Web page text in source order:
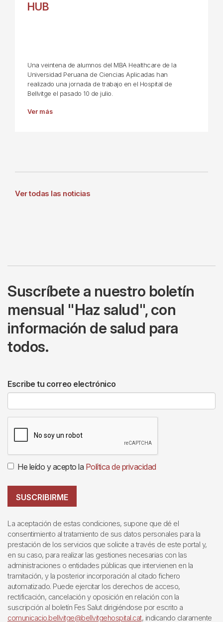
HUB
Una veintena de alumnos del MBA Healthcare de la
Universidad Peruana de Ciencias Aplicadas han
realizado una jornada de trabajo en el Hospital de
Bellvitge el pasado 10 de julio.
Ver más
Ver todas las noticias
Suscríbete a nuestro boletín
mensual "Haz salud", con
información de salud para
todos.
Escribe tu correo electrónico
He leído y acepto la Política de privacidad
SUSCRIBIRME
La aceptación de estas condiciones, supone que dé el
consentimiento al tratamiento de sus datos personales para la
prestación de los servicios que solicite a través de este portal y,
en su caso, para realizar las gestiones necesarias con las
administraciones o entidades públicas que intervienen en la
tramitación, y la posterior incorporación al citado fichero
automatizado. Puede ejercitar los derechos de acceso,
rectificación, cancelación y oposición en relación con la
suscripción al boletín Fes Salut dirigiéndose por escrito a
comunicacio.bellvitge@bellvitgehospital.cat, indicando claramente